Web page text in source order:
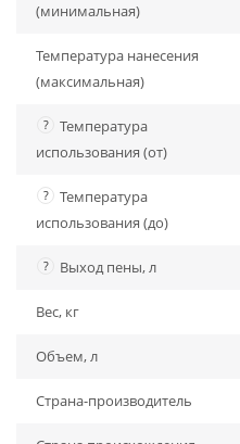
(минимальная)
Температура нанесения
(максимальная)
?
Температура
использования (от)
?
Температура
использования (до)
? Выход пены, л
Вес, кг
Объем, л
Страна-производитель